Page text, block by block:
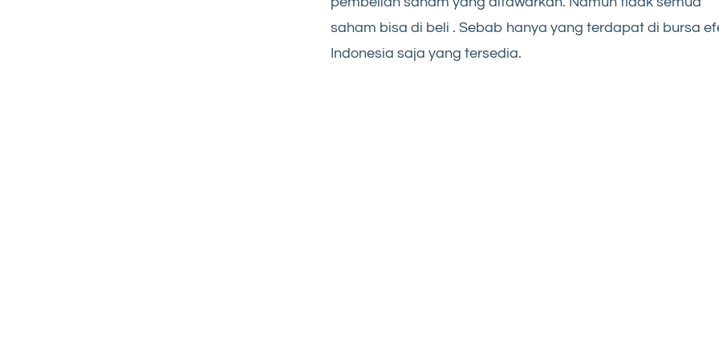
saham bisa di beli . Sebab hanya yang terdapat di bursa
Indonesia saja yang tersedia.